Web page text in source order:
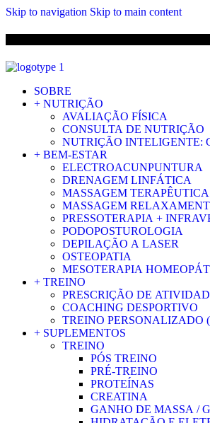
Skip to navigation Skip to main content
SOBRE
+ NUTRIÇÃO
AVALIAÇÃO FÍSICA
CONSULTA DE NUTRIÇÃO
NUTRIÇÃO INTELIGENTE:
+ BEM-ESTAR
ELECTROACUNPUNTURA
DRENAGEM LINFÁTICA
MASSAGEM TERAPÊUTICA
MASSAGEM
PRESSOTERAPIA +
PODOPOSTUROLOGIA
DEPILAÇÃO A LASER
OSTEOPATIA
MESOTERAPIA
+ TREINO
PRESCRIÇÃO DE
COACHING DESPORTIVO
TREINO PERSONALIZADO
+ SUPLEMENTOS
TREINO
PÓS TREINO
PRÉ-TREINO
PROTEÍNAS
CREATINA
GANHO DE MASSA /